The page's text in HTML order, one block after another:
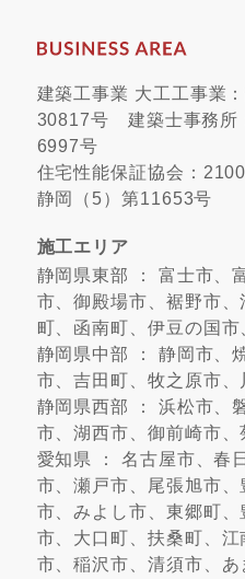
建築工事業 大工工事業
30817号 建築士事務所
6997号
住宅性能保証協会：
静岡（5）第11653号
施工エリア
静岡県東部 ： 富士市、
市、御殿場市、裾野市
町、函南町、伊豆の国市
静岡県中部 ： 静岡市、
市、吉田町、牧之原市、
静岡県西部 ： 浜松市、
市、湖西市、御前崎市
愛知県 ： 名古屋市、春
市、瀬戸市、尾張旭市
市、みよし市、東郷町
市、大口町、扶桑町、
市、稲沢市、清須市、あ